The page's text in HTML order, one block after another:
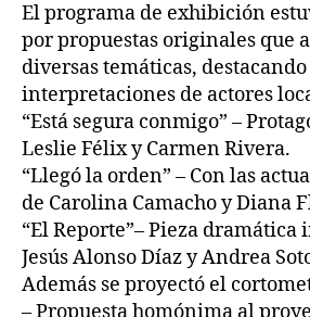
El programa de exhibición
por propuestas originales que
diversas temáticas,
interpretaciones de actores
“Está segura conmigo” –
Leslie Félix y Carmen Rivera.
“Llegó la orden” – Con las
de Carolina Camacho y Diana
“El Reporte”– Pieza
Jesús Alonso Díaz y Andrea
Además se proyectó el